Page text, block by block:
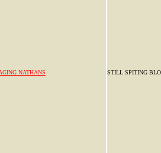
NATHANS STILL SPITING